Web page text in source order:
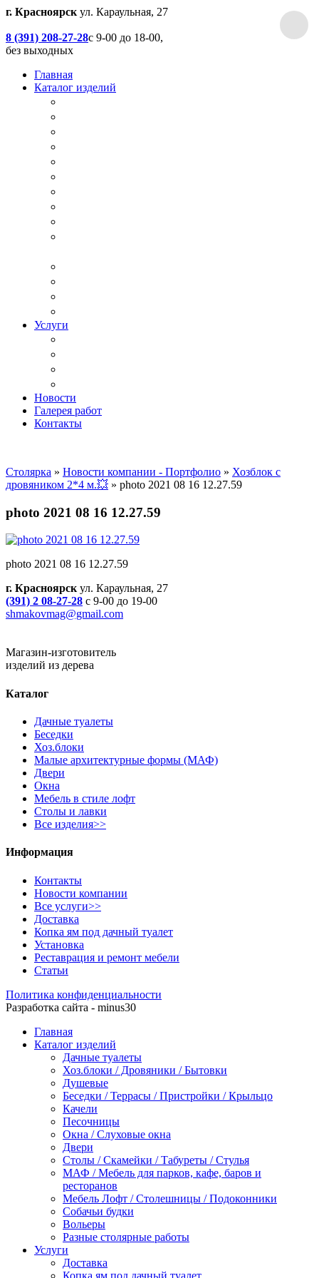
г. Красноярск ул. Караульная, 27
8 (391) 208-27-28с 9-00 до 18-00,
без выходных
Главная
Каталог изделий
Услуги
Новости
Галерея работ
Контакты
Столярка » Новости компании - Портфолио » Хозблок с
дровяником 2*4 м.💥 » photo 2021 08 16 12.27.59
photo 2021 08 16 12.27.59
photo 2021 08 16 12.27.59
г. Красноярскул. Караульная, 27
(391) 2 08-27-28 с 9-00 до 19-00
shmakovmag@gmail.com
Магазин-изготовитель
изделий из дерева
Каталог
Дачные туалеты
Беседки
Хоз.блоки
Малые архитектурные формы (МАФ)
Двери
Окна
Мебель в стиле лофт
Столы и лавки
Все изделия>>
Информация
Контакты
Новости компании
Все услуги>>
Доставка
Копка ям под дачный туалет
Установка
Реставрация и ремонт мебели
Статьи
Политика конфиденциальности
Разработка сайта - minus30
Главная
Каталог изделий
Дачные туалеты
Хоз.блоки / Дровяники / Бытовки
Душевые
Беседки / Террасы / Пристройки / Крыльцо
Качели
Песочницы
Окна / Слуховые окна
Двери
Столы / Скамейки / Табуреты / Стулья
МАФ / Мебель для парков, кафе, баров и
ресторанов
Мебель Лофт / Столешницы / Подоконники
Собачьи будки
Вольеры
Разные столярные работы
Услуги
Доставка
Копка ям под дачный туалет